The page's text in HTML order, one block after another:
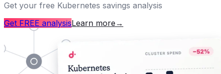
Get your free Kubernetes savings analysis
Get FREE analysisLearn more →